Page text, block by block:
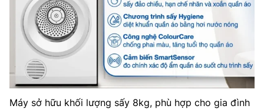
Máy sở hữu khối lượng sấy 8kg, phù hợp cho gia đình